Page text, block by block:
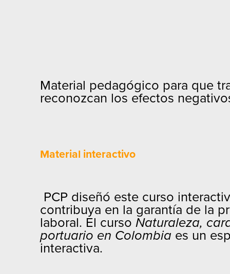
Material pedagógico para que
reconozcan los efectos
Material interactivo
PCP diseñó este curso
contribuya en la garantía de la
laboral. El curso Naturaleza,
portuario en Colombia es un
interactiva.